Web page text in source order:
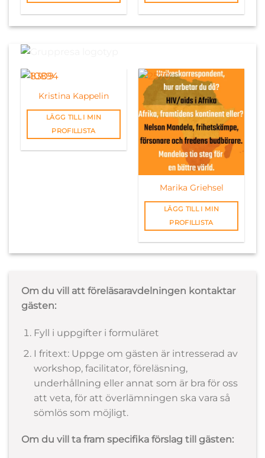
Kristina Kappelin
LÄGG TILL I MIN
PROFILLISTA
Marika Griehsel
LÄGG TILL I MIN
PROFILLISTA
Om du vill att föreläsaravdelningen kontaktar
gästen:
Fyll i uppgifter i formuläret
I fritext: Uppge om gästen är intresserad av
workshop, facilitator, föreläsning,
underhållning eller annat som är bra för oss
att veta, för att överlämningen ska vara så
sömlös som möjligt.
Om du vill ta fram specifika förslag till gästen: